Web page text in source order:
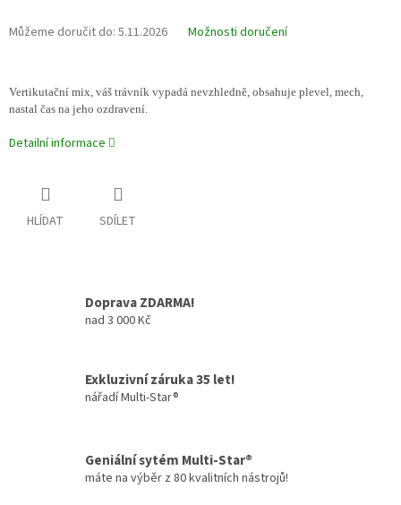
Můžeme doručit do: 5.11.2026 Možnosti doručení
Vertikutační mix, váš trávník vypadá nevzhledně, obsahuje plevel, mech,
nastal čas na jeho ozdravení.
Detailní informace
HLÍDAT SDÍLET
Doprava ZDARMA!
nad 3 000 Kč
Exkluzivní záruka 35 let!
nářadí Multi-Star®
Geniální sytém Multi-Star®
máte na výběr z 80 kvalitních nástrojů!